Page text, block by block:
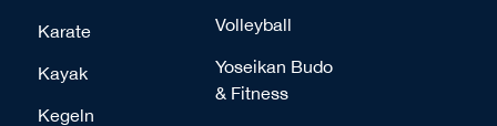
Karate
Kayak
Kegeln
Volleyball
Yoseikan Budo
& Fitness